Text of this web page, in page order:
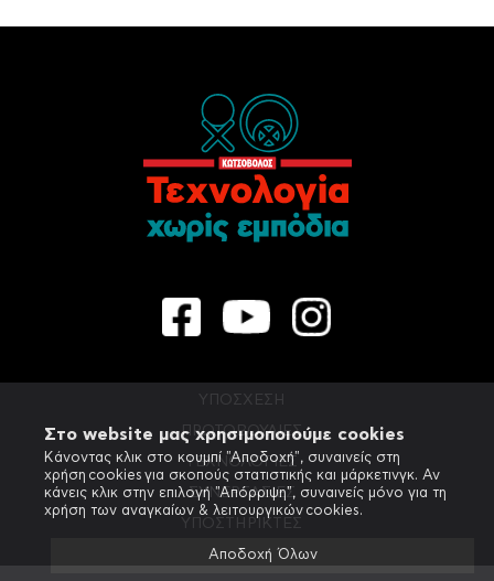
Στο website μας χρησιμοποιούμε cookies
Κάνοντας κλικ στο κουμπί "Αποδοχή", συναινείς στη
χρήση cookies για σκοπούς στατιστικής και μάρκετινγκ. Αν
κάνεις κλικ στην επιλογή "Απόρριψη", συναινείς μόνο για τη
χρήση των αναγκαίων & λειτουργικών cookies.
Αποδοχή Όλων
ΥΠΟΣΧΕΣΗ
ΠΡΩΤΟΒΟΥΛΙΕΣ
ΤΕΧΝΟΛΟΓΙΕΣ
ΣΥΝΕΡΓΑΣΙΕΣ
ΥΠΟΣΤΗΡΙΚΤΕΣ